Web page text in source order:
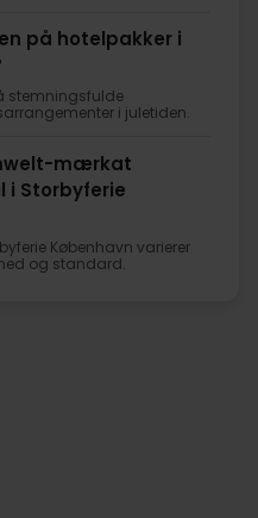
på hotelpakker i
stemningsfulde
i juletiden.
mærkat
Storbyferie
København varierer
og standard.